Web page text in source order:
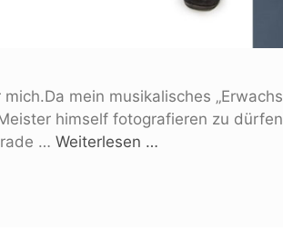
mein musikalisches
himself fotografieren zu
… Weiterlesen …